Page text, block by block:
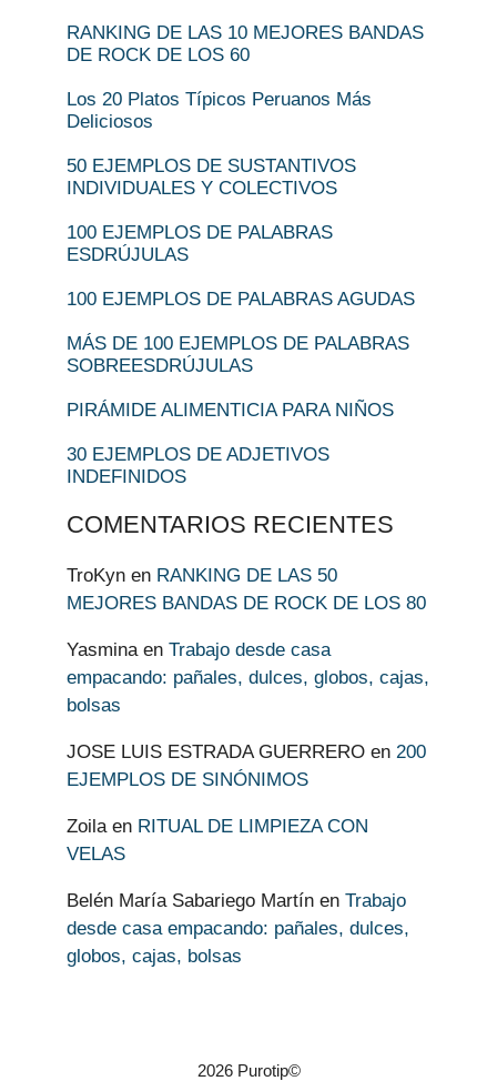
RANKING DE LAS 10 MEJORES BANDAS
DE ROCK DE LOS 60
Los 20 Platos Típicos Peruanos Más
Deliciosos
50 EJEMPLOS DE SUSTANTIVOS
INDIVIDUALES Y COLECTIVOS
100 EJEMPLOS DE PALABRAS
ESDRÚJULAS
100 EJEMPLOS DE PALABRAS AGUDAS
MÁS DE 100 EJEMPLOS DE PALABRAS
SOBREESDRÚJULAS
PIRÁMIDE ALIMENTICIA PARA NIÑOS
30 EJEMPLOS DE ADJETIVOS
INDEFINIDOS
COMENTARIOS RECIENTES
TroKyn en RANKING DE LAS 50
MEJORES BANDAS DE ROCK DE LOS 80
Yasmina en Trabajo desde casa
empacando: pañales, dulces, globos, cajas,
bolsas
JOSE LUIS ESTRADA GUERRERO en 200
EJEMPLOS DE SINÓNIMOS
Zoila en RITUAL DE LIMPIEZA CON
VELAS
Belén María Sabariego Martín en Trabajo
desde casa empacando: pañales, dulces,
globos, cajas, bolsas
2026 Purotip©